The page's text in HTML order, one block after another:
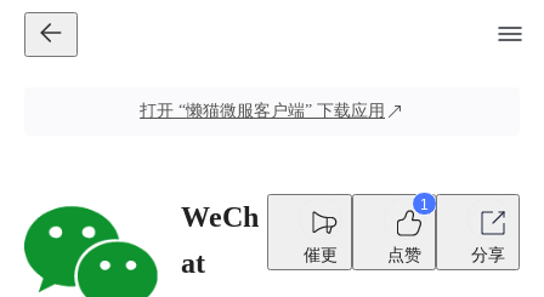
打开 “懒猫微服客户端” 下载应用
WeCh
at
催更
1
点赞 分享